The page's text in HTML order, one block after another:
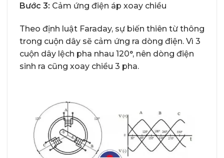
Bước 3: Cảm ứng điện áp xoay chiều
Theo định luật Faraday, sự biến thiên từ thông
trong cuộn dây sẽ cảm ứng ra dòng điện. Vì 3
cuộn dây lệch pha nhau 120°, nên dòng điện
sinh ra cũng xoay chiều 3 pha.